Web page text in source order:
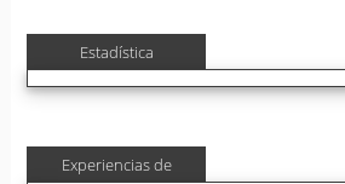
Estadística
Experiencias de